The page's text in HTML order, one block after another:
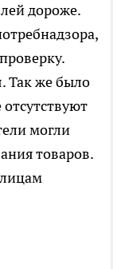
дороже.
Так же было
могли
товаров.